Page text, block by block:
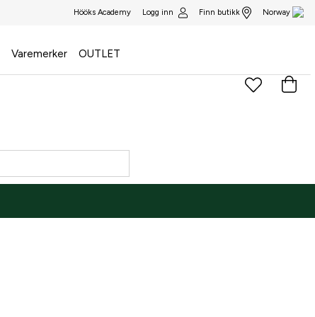
Hööks Academy Logg inn Finn butikk Norway
Varemerker OUTLET